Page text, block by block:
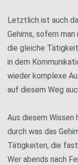
Letztlich ist auch
Gehirns, sofern
die gleiche
in dem
wieder komplexe
auf diesem Weg
Aus diesem Wissen
durch was das
Tätigkeiten, die
Wer abends nach